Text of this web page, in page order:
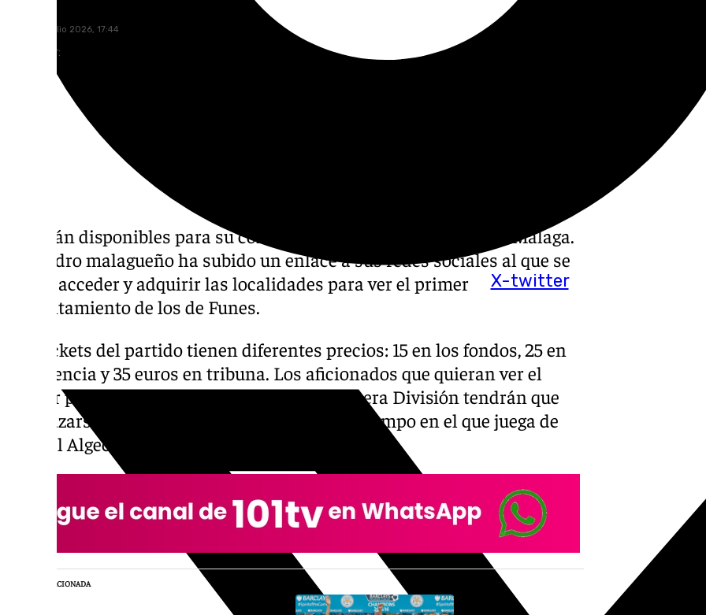
X-twitter
viernes, 3 julio 2026, 17:44
Compartir:
Ya están disponibles para su compra las entradas del Leicester-Málaga.
El cuadro malagueño ha subido un enlace a sus redes sociales al que se
puede acceder y adquirir las localidades para ver el primer
enfrentamiento de los de Funes.
Los tickets del partido tienen diferentes precios: 15 en los fondos, 25 en
preferencia y 35 euros en tribuna. Los aficionados que quieran ver el
primer partido en directo del Málaga de Primera División tendrán que
desplazarse hasta el Estadio Nuevo Mirador, campo en el que juega de
local el Algeciras.
NOTICIA RELACIONADA